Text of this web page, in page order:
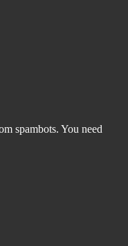
spambots. You need